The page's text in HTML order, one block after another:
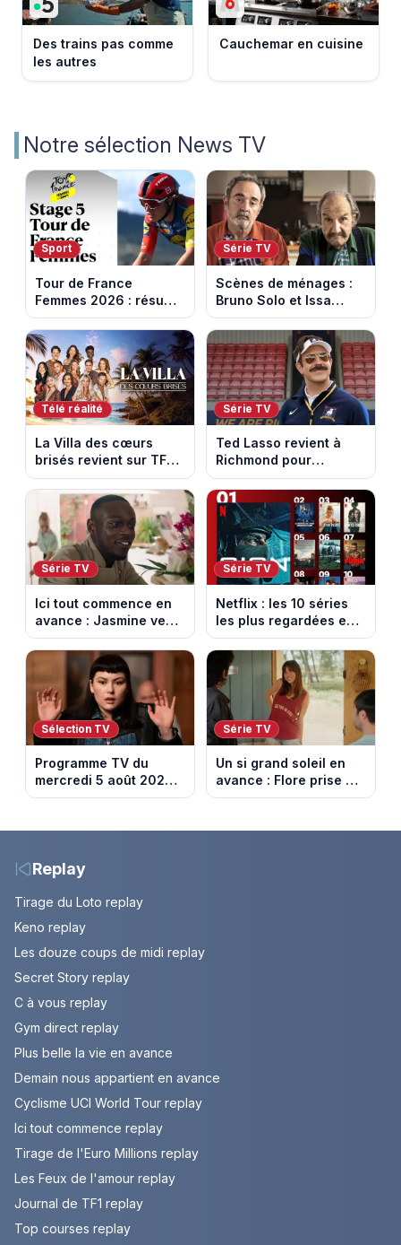
Des trains pas comme
les autres
Cauchemar en cuisine
Notre sélection News TV
Sport
Tour de France
Femmes 2026 : résumé
vidéo de la 5e étape
entre Mâcon et
Belleville-en-
Beaujolais
Série TV
Scènes de ménages :
Bruno Solo et Issa
Doumbia rejoignent la
saison 18 sur M6
Télé réalité
La Villa des cœurs
brisés revient sur TFX :
voici les candidats de
la saison 11 au Mexique
Série TV
Ted Lasso revient à
Richmond pour
entraîner une équipe
féminine dans la
saison 4
Série TV
Ici tout commence en
avance : Jasmine veut
retenir Louis. Episode
du 6 août 2026
(spoiler)
Série TV
Netflix : les 10 séries
les plus regardées en
France en ce moment
Sélection TV
Programme TV du
mercredi 5 août 2026 :
notre sélection pour
Série TV
Un si grand soleil en
avance : Flore prise au
piège. Episode du 6
Replay
Tirage du Loto replay
Keno replay
Les douze coups de midi replay
Secret Story replay
C à vous replay
Gym direct replay
Plus belle la vie en avance
Demain nous appartient en avance
Cyclisme UCI World Tour replay
Ici tout commence replay
Tirage de l'Euro Millions replay
Les Feux de l'amour replay
Journal de TF1 replay
Top courses replay